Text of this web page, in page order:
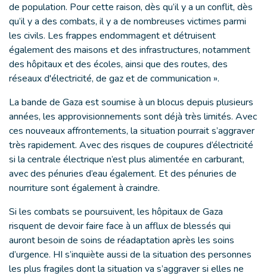
de population. Pour cette raison, dès qu’il y a un conflit, dès
qu’il y a des combats, il y a de nombreuses victimes parmi
les civils. Les frappes endommagent et détruisent
également des maisons et des infrastructures, notamment
des hôpitaux et des écoles, ainsi que des routes, des
réseaux d'électricité, de gaz et de communication ».
La bande de Gaza est soumise à un blocus depuis plusieurs
années, les approvisionnements sont déjà très limités. Avec
ces nouveaux affrontements, la situation pourrait s’aggraver
très rapidement. Avec des risques de coupures d’électricité
si la centrale électrique n’est plus alimentée en carburant,
avec des pénuries d’eau également. Et des pénuries de
nourriture sont également à craindre.
Si les combats se poursuivent, les hôpitaux de Gaza
risquent de devoir faire face à un afflux de blessés qui
auront besoin de soins de réadaptation après les soins
d’urgence. HI s’inquiète aussi de la situation des personnes
les plus fragiles dont la situation va s’aggraver si elles ne